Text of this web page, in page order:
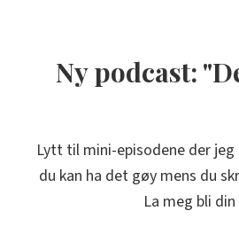
Ny podcast:
Lytt til mini-episodene der
du kan ha det gøy mens du
La meg bli